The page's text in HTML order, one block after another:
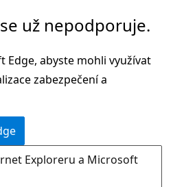
už nepodporuje.
abyste mohli využívat
zabezpečení a
Exploreru a Microsoft